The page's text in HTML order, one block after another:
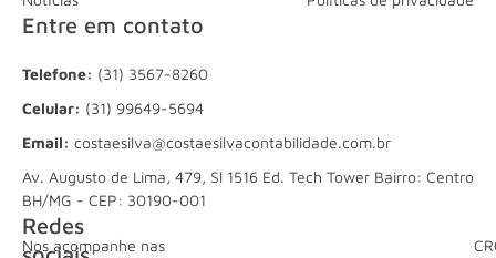
Entre em contato
Telefone: (31) 3567-8260
Celular: (31) 99649-5694
Email: costaesilva@costaesilvacontabilidade.com.br
Av. Augusto de Lima, 479, Sl 1516 Ed. Tech Tower Bairro: Centro
BH/MG - CEP: 30190-001
Redes
Nos acompanhe nas